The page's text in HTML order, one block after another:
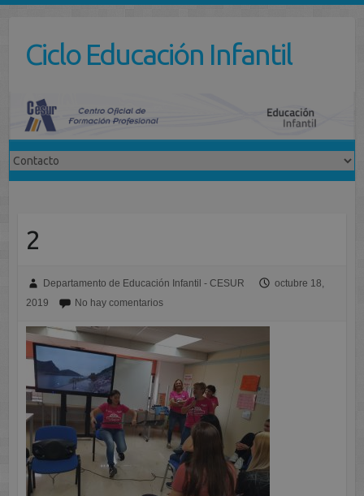
contenidoCiclo Educación Infantil
2
Departamento de Educación Infantil - CESUR
octubre 18,
2019
No hay comentarios